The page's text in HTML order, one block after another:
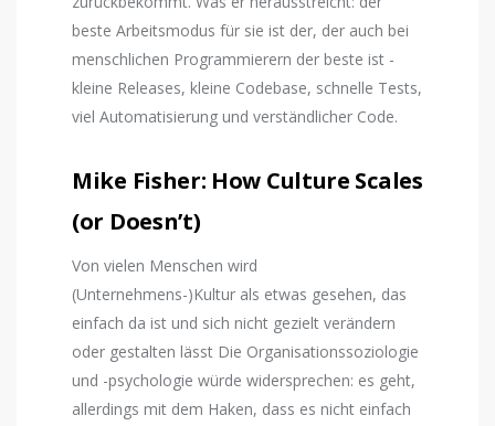
beste Arbeitsmodus für sie ist der, der auch bei
menschlichen Programmierern der beste ist -
kleine Releases, kleine Codebase, schnelle Tests,
viel Automatisierung und verständlicher Code.
Mike Fisher: How Culture Scales
(or Doesn’t)
Von vielen Menschen wird
(Unternehmens-)Kultur als etwas gesehen, das
einfach da ist und sich nicht gezielt verändern
oder gestalten lässt Die Organisationssoziologie
und -psychologie würde widersprechen: es geht,
allerdings mit dem Haken, dass es nicht einfach